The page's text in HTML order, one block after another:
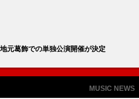
元葛飾での単独公演開催が決定
MUSIC NEWS